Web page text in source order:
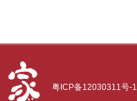
粤ICP备12030311号-1